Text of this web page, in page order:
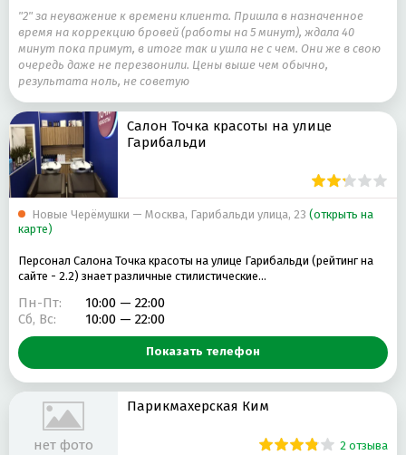
"2" за неуважение к времени клиента. Пришла в назначенное
время на коррекцию бровей (работы на 5 минут), ждала 40
минут пока примут, в итоге так и ушла не с чем. Они же в свою
очередь даже не перезвонили. Цены выше чем обычно,
результата ноль, не советую
Салон Точка красоты на улице
Гарибальди
Новые Черёмушки — Москва, Гарибальди улица, 23 (открыть на
карте)
Персонал Салона Точка красоты на улице Гарибальди (рейтинг на
сайте - 2.2) знает различные стилистические…
Пн-Пт:
10:00 — 22:00
Сб, Вс:
10:00 — 22:00
Показать телефон
нет фото
Парикмахерская Ким
2 отзыва